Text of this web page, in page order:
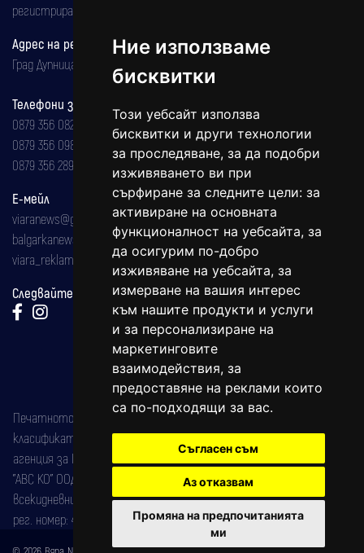
Ние използваме
бисквитки
Този уебсайт използва
бисквитки и други технологии
за проследяване, за да подобри
изживяването ви при
сърфиране за следните цели: за
активиране на основната
функционалност на уебсайта, за
да осигурим по-добро
изживяване на уебсайта, за
измерване на вашия интерес
към нашите продукти и услуги
и за персонализиране на
маркетинговите
взаимодействия, за
предоставяне на реклами които
са по-подходящи за вас.
Съгласен съм
Аз отказвам
Промяна на предпочитанията
ми
регистрирана на 08.05.2002 година.
Адрес на редакцията
Град Дупница, ул.''Христо Ботев" 43
Телефони за реклама и абонаменти
0879 356 082
0879 356 098
0879 356 289
Е-мейл
viaranews@gmail.com
balgarkanews@gmail.com
viara_reklama@mail.bg
Следвайте ни:
Печатното издание на вестника е регистрирано в националния
класификатор на печатните издания (Българска национална
агенция за ISSN) под номер: ISSN 1312-4722.
"АВС КО" ООД е притежател на марката: Вяра информационен
всекидневник на югозападна България, със свидетелство за марка
рег. номер: 47857/11.05.2004 година.